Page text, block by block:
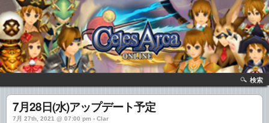
検索
7月28日(水)アップデート予定
7月 27th, 2021 @ 07:00 pm › Clar